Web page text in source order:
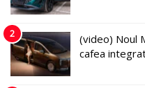
2
(video) Noul
cafea